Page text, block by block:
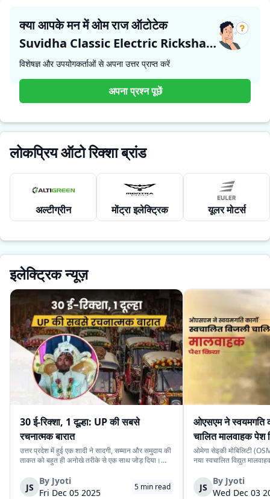
क्या आपके मन में ओम राज ऑटोटेक
Suvidha Classic Electric Rickshaw
के बारे में कोई प्रश्न है?
विशेषज्ञ और उपयोगकर्ताओं से अपना उत्तर प्राप्त करें
अपना प्रश्न पूछें
लोकप्रिय ऑटो रिक्शा ब्रांड
अल्टीग्रीन मोंट्रा इलेक्ट्रिक यूलर मोटर्स
इलेक्ट्रिक न्यूज़
30 ई-रिक्शा, 1 दूल्हा: UP की सबसे
रचनात्मक बारात
उत्तर प्रदेश में हुई एक शादी ने सादगी, सम्मान और समुदाय की
ताकत को बहुत ही अनोखे तरीके से एक साथ जोड़ दिया।
वाहन की व्यवस्था करने के लिये पर्याप्त साधन नहीं थे।
लेकिन दोस्ती की भावना ने उस...
JS
By Jyoti
Fri Dec 05 2025
5 min read
ओएसएम ने स्वयमगति
चालित मालवाहक पेश
ओमेगा सेइकी मोबिलिटी
नया स्वचालित विद्युत
के स्वचालित यात्री संस्करण
लिये प्रस्तुत किया गया दूसरा
JS
By Jyoti
Wed Dec 03